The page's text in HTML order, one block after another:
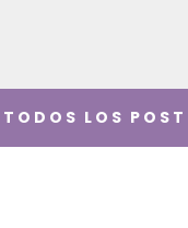
TODOS LOS POST